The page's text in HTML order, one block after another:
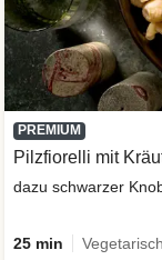
PREMIUM
Pilzfiorelli mit
dazu schwarzer
25 min Vegetarisch